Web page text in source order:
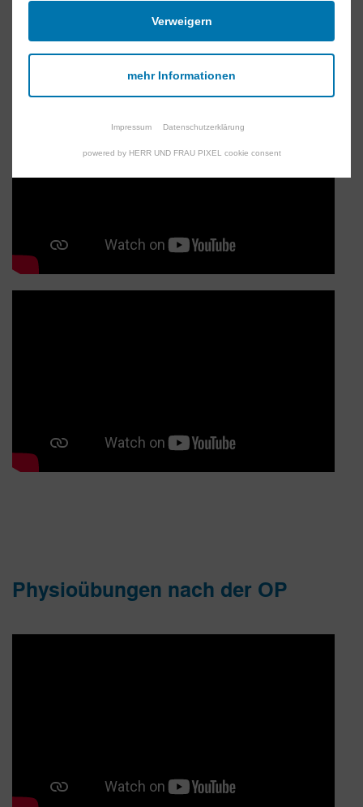
Physioübungen nach der OP
Verweigern
mehr Informationen
Impressum Datenschutzerklärung
powered by HERR UND FRAU PIXEL cookie consent